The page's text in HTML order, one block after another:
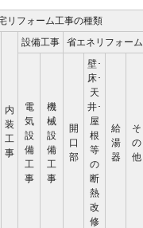
リフォーム工事の種類
内
装
工
事
設備工事 省エネリフォーム
電
気
設
備
工
事
機
械
設
備
工
事
開
口
部
壁･
床･
天
井･
屋
根
等
の
断
熱
改
修
給
湯
器
そ
の
他